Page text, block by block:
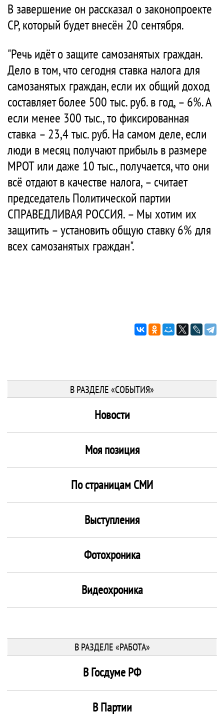
В завершение он рассказал о законопроекте
СР, который будет внесён 20 сентября.
"Речь идёт о защите самозанятых граждан.
Дело в том, что сегодня ставка налога для
самозанятых граждан, если их общий доход
составляет более 500 тыс. руб. в год, – 6%. А
если менее 300 тыс., то фиксированная
ставка – 23,4 тыс. руб. На самом деле, если
люди в месяц получают прибыль в размере
МРОТ или даже 10 тыс., получается, что они
всё отдают в качестве налога, – считает
председатель Политической партии
СПРАВЕДЛИВАЯ РОССИЯ. – Мы хотим их
защитить – установить общую ставку 6% для
всех самозанятых граждан".
В РАЗДЕЛЕ «СОБЫТИЯ»
Новости
Моя позиция
По страницам СМИ
Выступления
Фотохроника
Видеохроника
В РАЗДЕЛЕ «РАБОТА»
В Госдуме РФ
В Партии